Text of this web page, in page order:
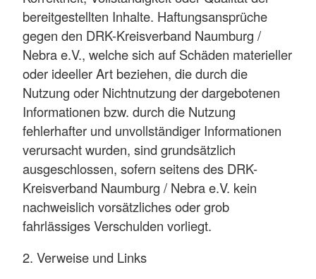
bereitgestellten Inhalte. Haftungsansprüche
gegen den DRK-Kreisverband Naumburg /
Nebra e.V., welche sich auf Schäden materieller
oder ideeller Art beziehen, die durch die
Nutzung oder Nichtnutzung der dargebotenen
Informationen bzw. durch die Nutzung
fehlerhafter und unvollständiger Informationen
verursacht wurden, sind grundsätzlich
ausgeschlossen, sofern seitens des DRK-
Kreisverband Naumburg / Nebra e.V. kein
nachweislich vorsätzliches oder grob
fahrlässiges Verschulden vorliegt.
2. Verweise und Links